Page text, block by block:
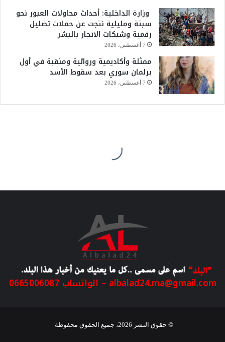
وزارة الداخلية: أحداث محاولات العبور نحو
سبتة ومليلية نتجت عن حملات تضليل
رقمية وشبكات الاتجار بالبشر
7 أغسطس، 2026
ممثلة وأكاديمية وروائية ومنقبة في أول
برلمان سوري بعد سقوط الأسد
7 أغسطس، 2026
albalad24.ma@gmail.com – الواتساب 0665006087
© حقوق النشر 2026، جميع الحقوق محفوظة